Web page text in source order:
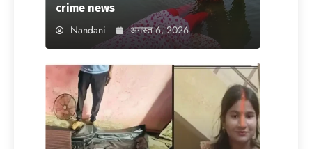
crime news
Nandani अगस्त 6, 2026